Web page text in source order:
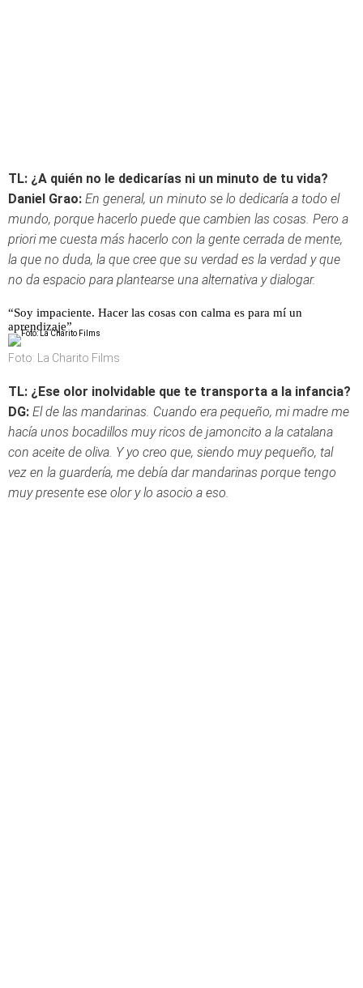
TL: ¿A quién no le dedicarías ni un minuto de tu vida?
Daniel Grao: En general, un minuto se lo dedicaría a todo el
mundo, porque hacerlo puede que cambien las cosas. Pero a
priori me cuesta más hacerlo con la gente cerrada de mente,
la que no duda, la que cree que su verdad es la verdad y que
no da espacio para plantearse una alternativa y dialogar.
“Soy impaciente. Hacer las cosas con calma es para mí un
aprendizaje”
Foto: La Charito Films
TL: ¿Ese olor inolvidable que te transporta a la infancia?
DG: El de las mandarinas. Cuando era pequeño, mi madre me
hacía unos bocadillos muy ricos de jamoncito a la catalana
con aceite de oliva. Y yo creo que, siendo muy pequeño, tal
vez en la guardería, me debía dar mandarinas porque tengo
muy presente ese olor y lo asocio a eso.